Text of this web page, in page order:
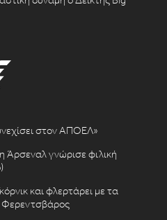
στον ΑΠΟΕΛ»
Άρσεναλ γνώρισε φιλική
και φλερτάρει με τα
Φερεντσβάρος